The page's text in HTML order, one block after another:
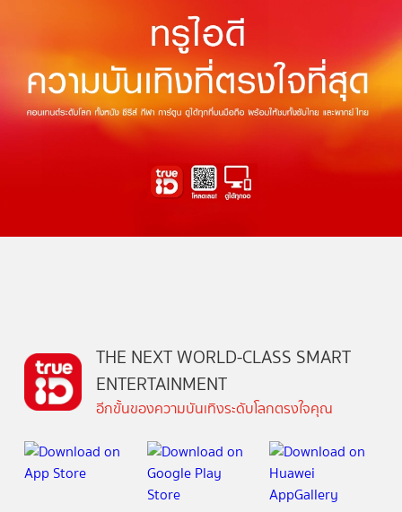
THE NEXT WORLD-CLASS SMART
ENTERTAINMENT
อีกขั้นของความบันเทิงระดับโลกตรงใจคุณ